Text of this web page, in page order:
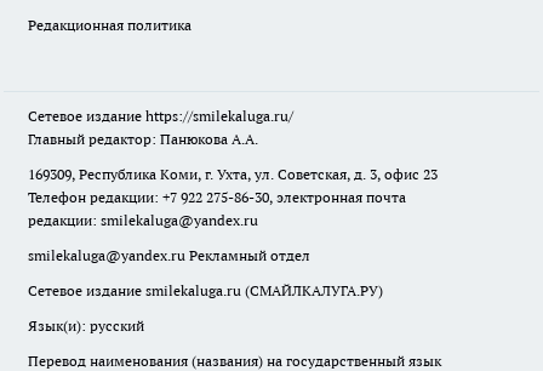
Редакционная политика
Сетевое издание https://smilekaluga.ru/
Главный редактор: Панюкова А.А.
169309, Республика Коми, г. Ухта, ул. Советская, д. 3, офис 23
Телефон редакции: +7 922 275-86-30, электронная почта
редакции: smilekaluga@yandex.ru
smilekaluga@yandex.ru Рекламный отдел
Сетевое издание smilekaluga.ru (СМАЙЛКАЛУГА.РУ)
Язык(и): русский
Перевод наименования (названия) на государственный язык